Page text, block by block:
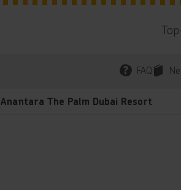
FAQ
Anantara The Palm Dubai Resort